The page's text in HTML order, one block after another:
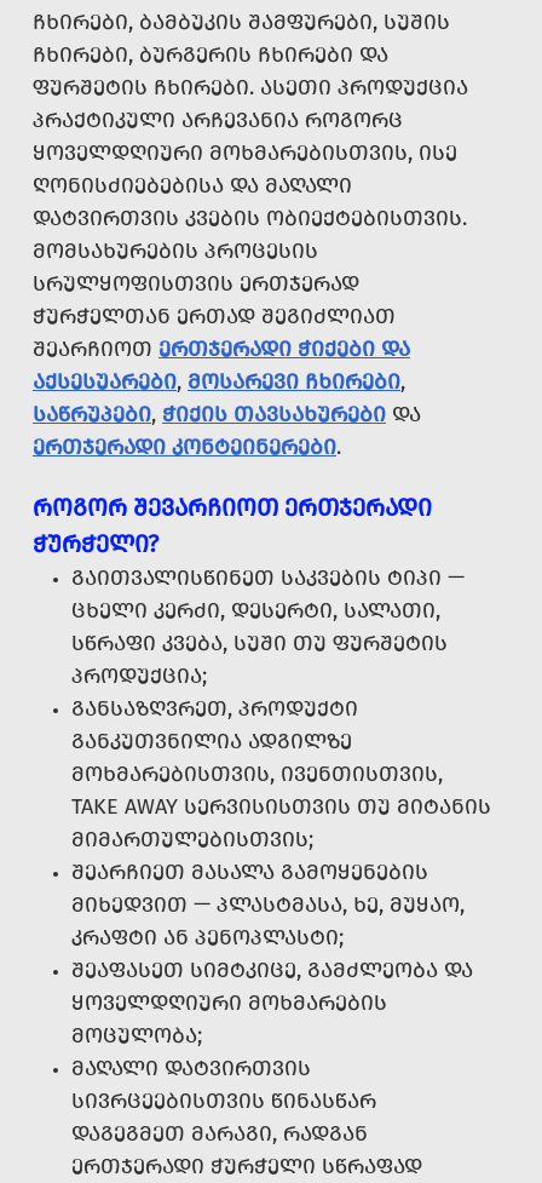
ᲩᲮᲘᲠᲔᲑᲘ, ᲑᲐᲛᲑᲣᲙᲘᲡ ᲨᲐᲛᲤᲣᲠᲔᲑᲘ, ᲡᲣᲨᲘᲡ
ᲩᲮᲘᲠᲔᲑᲘ, ᲑᲣᲠᲒᲔᲠᲘᲡ ᲩᲮᲘᲠᲔᲑᲘ ᲓᲐ
ᲤᲣᲠᲨᲔᲢᲘᲡ ᲩᲮᲘᲠᲔᲑᲘ. ᲐᲡᲔᲗᲘ ᲞᲠᲝᲓᲣᲥᲪᲘᲐ
ᲞᲠᲐᲥᲢᲘᲙᲣᲚᲘ ᲐᲠᲩᲔᲕᲐᲜᲘᲐ ᲠᲝᲒᲝᲠᲪ
ᲧᲝᲕᲔᲚᲓᲦᲘᲣᲠᲘ ᲛᲝᲮᲛᲐᲠᲔᲑᲘᲡᲗᲕᲘᲡ, ᲘᲡᲔ
ᲦᲝᲜᲘᲡᲫᲘᲔᲑᲔᲑᲘᲡᲐ ᲓᲐ ᲛᲐᲦᲐᲚᲘ
ᲓᲐᲢᲕᲘᲠᲗᲕᲘᲡ ᲙᲕᲔᲑᲘᲡ ᲝᲑᲘᲔᲥᲢᲔᲑᲘᲡᲗᲕᲘᲡ.
ᲛᲝᲛᲡᲐᲮᲣᲠᲔᲑᲘᲡ ᲞᲠᲝᲪᲔᲡᲘᲡ
ᲡᲠᲣᲚᲧᲝᲤᲘᲡᲗᲕᲘᲡ ᲔᲠᲗᲯᲔᲠᲐᲓ
ᲭᲣᲠᲭᲔᲚᲗᲐᲜ ᲔᲠᲗᲐᲓ ᲨᲔᲒᲘᲫᲚᲘᲐᲗ
ᲨᲔᲐᲠᲩᲘᲝᲗ ᲔᲠᲗᲯᲔᲠᲐᲓᲘ ᲭᲘᲥᲔᲑᲘ ᲓᲐ
ᲐᲥᲡᲔᲡᲣᲐᲠᲔᲑᲘ, ᲛᲝᲡᲐᲠᲔᲕᲘ ᲩᲮᲘᲠᲔᲑᲘ,
ᲡᲐᲬᲠᲣᲞᲔᲑᲘ, ᲭᲘᲥᲘᲡ ᲗᲐᲕᲡᲐᲮᲣᲠᲔᲑᲘ ᲓᲐ
ᲔᲠᲗᲯᲔᲠᲐᲓᲘ ᲙᲝᲜᲢᲔᲘᲜᲔᲠᲔᲑᲘ.
ᲠᲝᲒᲝᲠ ᲨᲔᲕᲐᲠᲩᲘᲝᲗ ᲔᲠᲗᲯᲔᲠᲐᲓᲘ
ᲭᲣᲠᲭᲔᲚᲘ?
ᲒᲐᲘᲗᲕᲐᲚᲘᲡᲬᲘᲜᲔᲗ ᲡᲐᲙᲕᲔᲑᲘᲡ ᲢᲘᲞᲘ —
ᲪᲮᲔᲚᲘ ᲙᲔᲠᲫᲘ, ᲓᲔᲡᲔᲠᲢᲘ, ᲡᲐᲚᲐᲗᲘ,
ᲡᲬᲠᲐᲤᲘ ᲙᲕᲔᲑᲐ, ᲡᲣᲨᲘ ᲗᲣ ᲤᲣᲠᲨᲔᲢᲘᲡ
ᲞᲠᲝᲓᲣᲥᲪᲘᲐ;
ᲒᲐᲜᲡᲐᲖᲦᲕᲠᲔᲗ, ᲞᲠᲝᲓᲣᲥᲢᲘ
ᲒᲐᲜᲙᲣᲗᲕᲜᲘᲚᲘᲐ ᲐᲓᲒᲘᲚᲖᲔ
ᲛᲝᲮᲛᲐᲠᲔᲑᲘᲡᲗᲕᲘᲡ, ᲘᲕᲔᲜᲗᲘᲡᲗᲕᲘᲡ,
TAKE AWAY ᲡᲔᲠᲕᲘᲡᲘᲡᲗᲕᲘᲡ ᲗᲣ ᲛᲘᲢᲐᲜᲘᲡ
ᲛᲘᲛᲐᲠᲗᲣᲚᲔᲑᲘᲡᲗᲕᲘᲡ;
ᲨᲔᲐᲠᲩᲘᲔᲗ ᲛᲐᲡᲐᲚᲐ ᲒᲐᲛᲝᲧᲔᲜᲔᲑᲘᲡ
ᲛᲘᲮᲔᲓᲕᲘᲗ — ᲞᲚᲐᲡᲢᲛᲐᲡᲐ, ᲮᲔ, ᲛᲣᲧᲐᲝ,
ᲙᲠᲐᲤᲢᲘ ᲐᲜ ᲞᲔᲜᲝᲞᲚᲐᲡᲢᲘ;
ᲨᲔᲐᲤᲐᲡᲔᲗ ᲡᲘᲛᲢᲙᲘᲪᲔ, ᲒᲐᲛᲫᲚᲔᲝᲑᲐ ᲓᲐ
ᲧᲝᲕᲔᲚᲓᲦᲘᲣᲠᲘ ᲛᲝᲮᲛᲐᲠᲔᲑᲘᲡ
ᲛᲝᲪᲣᲚᲝᲑᲐ;
ᲛᲐᲦᲐᲚᲘ ᲓᲐᲢᲕᲘᲠᲗᲕᲘᲡ
ᲡᲘᲕᲠᲪᲔᲔᲑᲘᲡᲗᲕᲘᲡ ᲬᲘᲜᲐᲡᲬᲐᲠ
ᲓᲐᲒᲔᲒᲛᲔᲗ ᲛᲐᲠᲐᲒᲘ, ᲠᲐᲓᲒᲐᲜ
ᲔᲠᲗᲯᲔᲠᲐᲓᲘ ᲭᲣᲠᲭᲔᲚᲘ ᲡᲬᲠᲐᲤᲐᲓ